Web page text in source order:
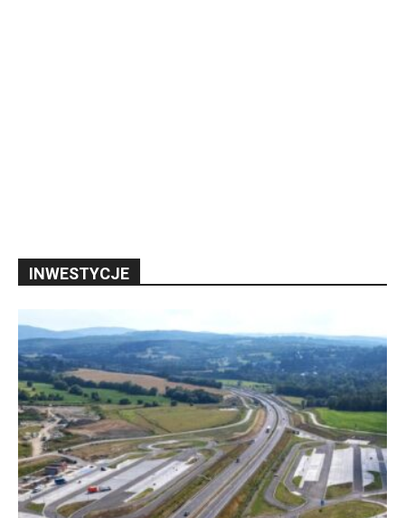
INWESTYCJE